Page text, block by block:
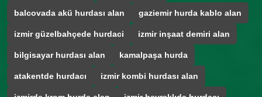
balcovada akü hurdası alan gaziemir hurda kablo alan
izmir güzelbahçede hurdaci izmir inşaat demiri alan
bilgisayar hurdası alan kamalpaşa hurda
atakentde hurdacı izmir kombi hurdası alan